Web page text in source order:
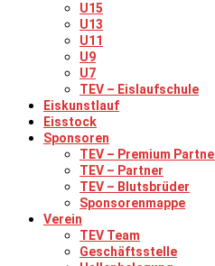
U15
U13
U11
U9
U7
TEV – Eislaufschule
Eiskunstlauf
Eisstock
Sponsoren
TEV – Premium
TEV – Partner
TEV – Blutsbrüder
Sponsorenmappe
Verein
TEV Team
Geschäftsstelle